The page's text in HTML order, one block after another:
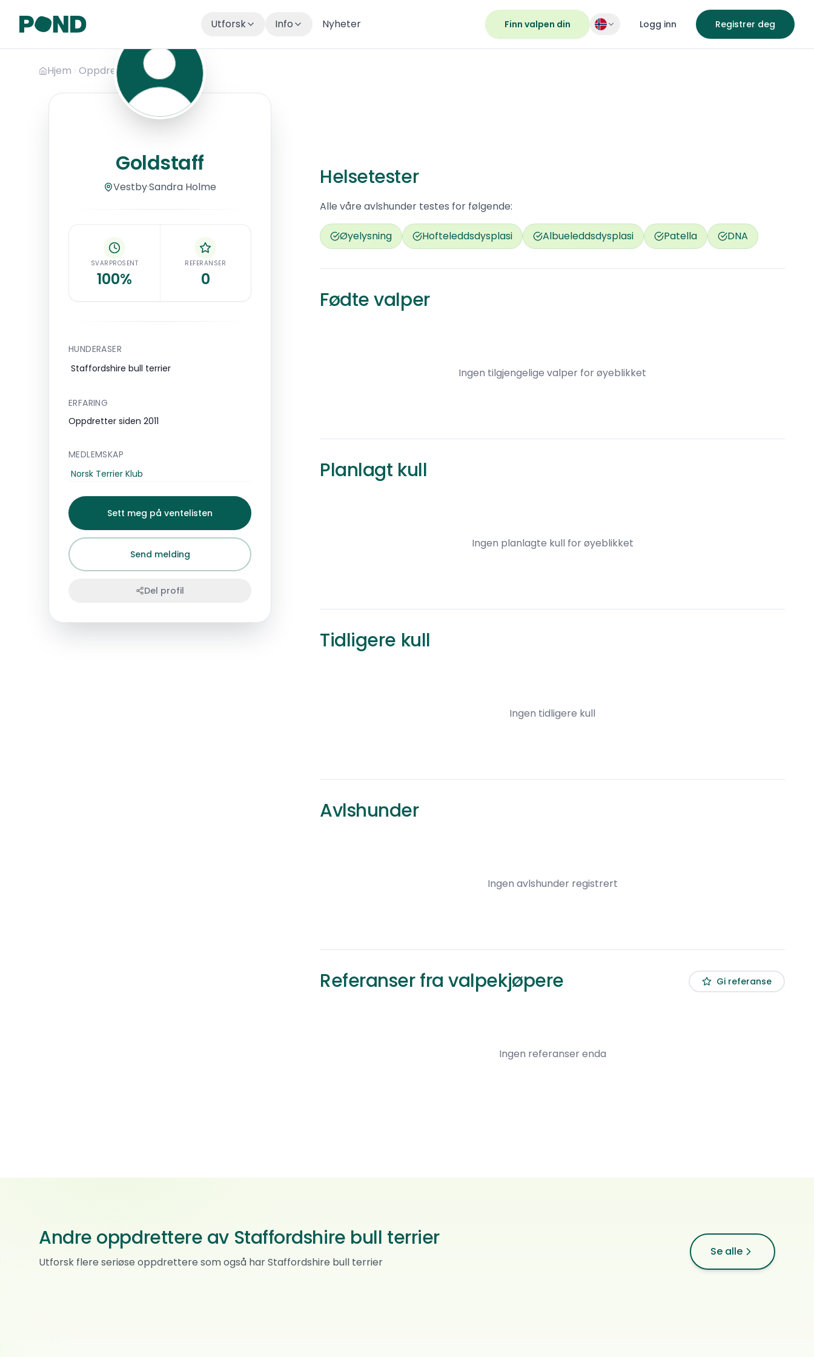
Utforsk Info Nyheter Finn valpen din Logg inn Registrer deg
Hjem Oppdrettere Goldstaff
Goldstaff
Vestby·Sandra Holme
SVARPROSENT
100%
REFERANSER
0
HUNDERASER
Staffordshire bull terrier
ERFARING
Oppdretter siden 2011
MEDLEMSKAP
Norsk Terrier Klub
Sett meg på ventelisten
Send melding
Del profil
Helsetester
Alle våre avlshunder testes for følgende:
Øyelysning Hofteleddsdysplasi Albueleddsdysplasi Patella DNA
Fødte valper
Ingen tilgjengelige valper for øyeblikket
Planlagt kull
Ingen planlagte kull for øyeblikket
Tidligere kull
Ingen tidligere kull
Avlshunder
Ingen avlshunder registrert
Referanser fra valpekjøpere Gi referanse
Ingen referanser enda
Andre oppdrettere av Staffordshire bull terrier
Utforsk flere seriøse oppdrettere som også har Staffordshire bull terrier
Se alle
Kennel Wrigglebutts
Staffordshire bull terrier
Nightstaff
Staffordshire bull terrier